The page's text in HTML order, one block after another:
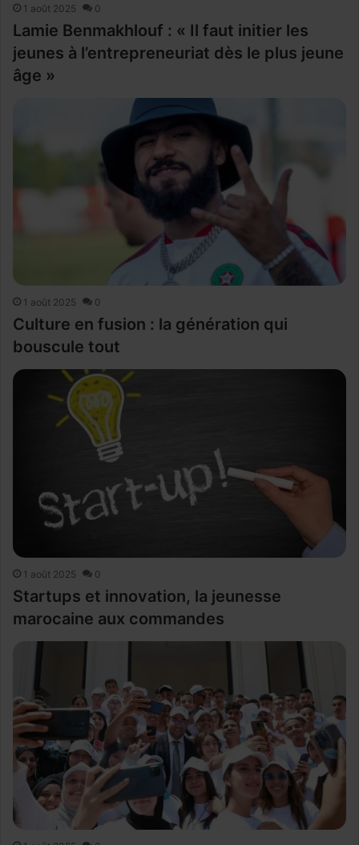
1 août 2025 0
Lamie Benmakhlouf : « Il faut initier les
jeunes à l’entrepreneuriat dès le plus jeune
âge »
1 août 2025 0
Culture en fusion : la génération qui
bouscule tout
1 août 2025 0
Startups et innovation, la jeunesse
marocaine aux commandes